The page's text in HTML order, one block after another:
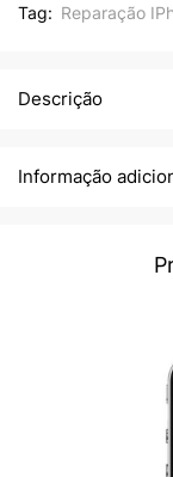
Tag: Reparação
Descrição
Informação